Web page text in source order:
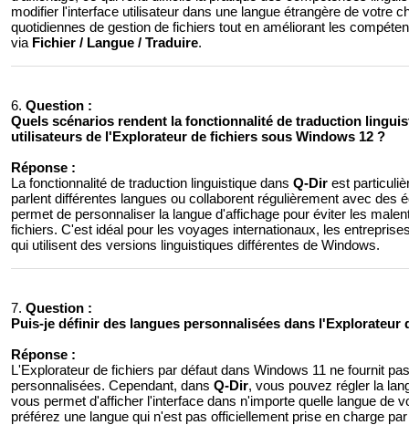
modifier l'interface utilisateur dans une langue étrangère de votre
quotidiennes de gestion de fichiers tout en améliorant les
via Fichier / Langue / Traduire.
6. Question :
Quels scénarios rendent la fonctionnalité de traduction
utilisateurs de l'Explorateur de fichiers sous Windows 12 ?
Réponse :
La fonctionnalité de traduction linguistique dans Q-Dir est
parlent différentes langues ou collaborent régulièrement avec des
permet de personnaliser la langue d'affichage pour éviter les
fichiers. C'est idéal pour les voyages internationaux, les
qui utilisent des versions linguistiques différentes de Windows.
7. Question :
Puis-je définir des langues personnalisées dans l'Explorateur
Réponse :
L'Explorateur de fichiers par défaut dans Windows 11 ne fournit
personnalisées. Cependant, dans Q-Dir, vous pouvez régler la
vous permet d'afficher l'interface dans n'importe quelle langue de
préférez une langue qui n'est pas officiellement prise en charge